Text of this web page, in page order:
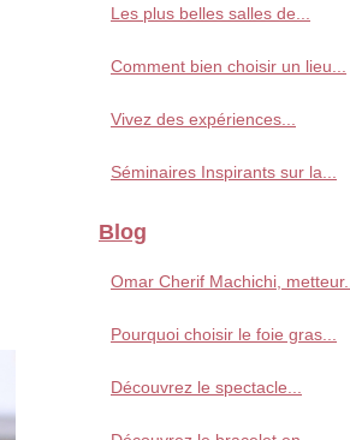
Les plus belles salles de...
Comment bien choisir un lieu...
Vivez des expériences...
Séminaires Inspirants sur la...
Blog
Omar Cherif Machichi, metteur...
Pourquoi choisir le foie gras...
Découvrez le spectacle...